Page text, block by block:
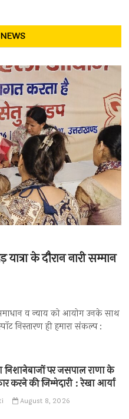
के दौरान नारी सम्मान
व न्याय को आयोग उनके साथ
निस्तारण ही हमारा संकल्प :
निशानेबाजों पर जसपाल राणा के
करने की जिम्मेदारी : रेखा आर्या
August 8, 2026